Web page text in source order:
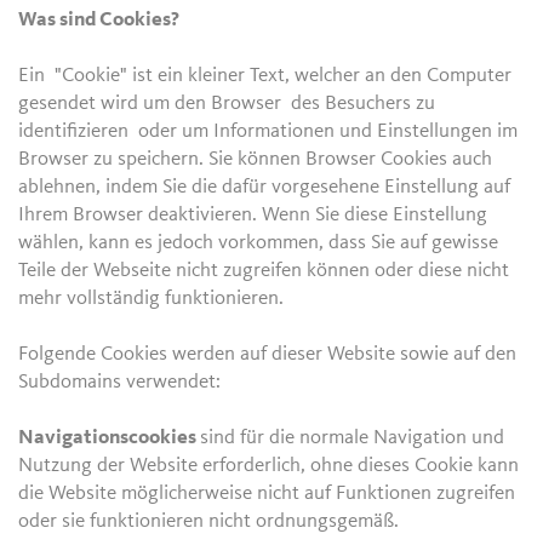
Was sind Cookies?
Ein "Cookie" ist ein kleiner Text, welcher an den Computer
gesendet wird um den Browser des Besuchers zu
identifizieren oder um Informationen und Einstellungen im
Browser zu speichern. Sie können Browser Cookies auch
ablehnen, indem Sie die dafür vorgesehene Einstellung auf
Ihrem Browser deaktivieren. Wenn Sie diese Einstellung
wählen, kann es jedoch vorkommen, dass Sie auf gewisse
Teile der Webseite nicht zugreifen können oder diese nicht
mehr vollständig funktionieren.
Folgende Cookies werden auf dieser Website sowie auf den
Subdomains verwendet:
Navigationscookies sind für die normale Navigation und
Nutzung der Website erforderlich, ohne dieses Cookie kann
die Website möglicherweise nicht auf Funktionen zugreifen
oder sie funktionieren nicht ordnungsgemäß.